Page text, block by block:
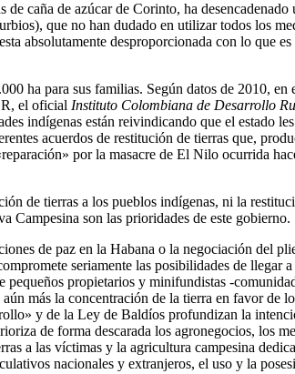
caña de azúcar de Corinto, ha
que no han dudado en utilizar todos los
absolutamente desproporcionada con lo que
ha para sus familias. Según datos de 2010,
el oficial Instituto Colombiana de Desarrollo
indígenas están reivindicando que el estado
acuerdos de restitución de tierras que,
por la masacre de El Nilo ocurrida
de tierras a los pueblos indígenas, ni la
Campesina son las prioridades de este gobierno.
de paz en la Habana o la negociación del
seriamente las posibilidades de
propietarios y minifundistas -
más la concentración de la tierra en favor de
y de la Ley de Baldíos profundizan la
de forma descarada los agronegocios, los
a las víctimas y la agricultura campesina
nacionales y extranjeros, el uso y la